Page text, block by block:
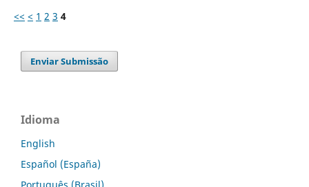
<< < 1 2 3 4
Enviar Submissão
Idioma
English
Español (España)
Português (Brasil)